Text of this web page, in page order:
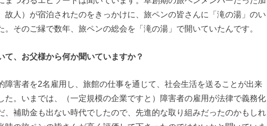
故人）が宿泊されたのをきっかけに、旅ペンの皆さんに「滝の湯」のい
。そのご縁で数年、旅ペンの総会を「滝の湯」で開いていたんです。
、お父様から何か聞いていますか？
障害者を2名雇用し、旅館の仕事を通じて、社会生活を送ることが出来
た。いまでは、（一定規模の企業ですと）障害者の雇用が法律で義務化
、補助金も出ない時代でしたので、先進的な取り組みだったのかもしれ